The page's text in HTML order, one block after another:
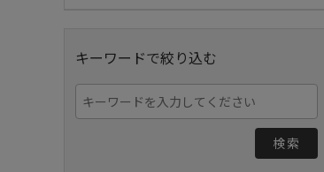
キーワードで絞り込む
検索